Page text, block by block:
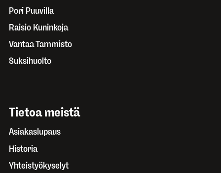
Pori Puuvilla
Raisio Kuninkoja
Vantaa Tammisto
Suksihuolto
Tietoa meistä
Asiakaslupaus
Historia
Yhteistyökyselyt